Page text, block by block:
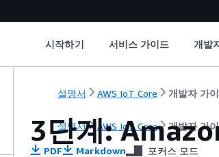
시작하기 서비스 가이드 개발
설명서 AWS IoT Core 개발자 가
설명서 AWS IoT Core 개발자 가
3단계:
PDF Markdown 포커스 모드